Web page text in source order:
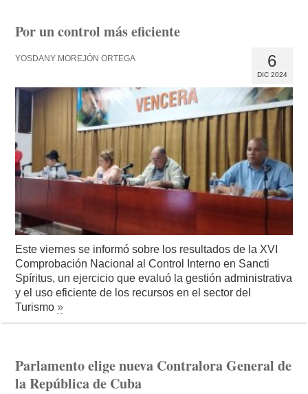
Por un control más eficiente
6
DIC 2024
YOSDANY MOREJÓN ORTEGA
Este viernes se informó sobre los resultados de la XVI
Comprobación Nacional al Control Interno en Sancti
Spíritus, un ejercicio que evaluó la gestión administrativa
y el uso eficiente de los recursos en el sector del
Turismo»
Parlamento elige nueva Contralora General de
la República de Cuba